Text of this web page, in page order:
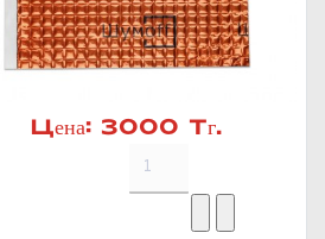
Цена: 3000 Тг.